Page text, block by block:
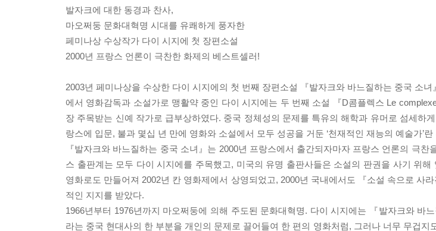
발자크에 대한 동경과 찬사,
마오쩌둥 문화대혁명 시대를 유쾌하게 풍자한
페미나상 수상작가 다이 시지에 첫 장편소설
2000년 프랑스 언론이 극찬한 화제의 베스트셀러!
2003년 페미나상을 수상한 다이 시지에의 첫 번째 장편소설 『발자크와 바느질하는 중국 소
에서 영화감독과 소설가로 맹활약 중인 다이 시지에는 두 번째 소설 『D콤플렉스 Le
장 주목받는 신예 작가로 급부상하였다. 중국 정체성의 문제를 특유의 해학과 유머로 섬세하
랑스에 입문, 불과 몇십 년 만에 영화와 소설에서 모두 성공을 거둔 ‘천재적인 재능의 예술가’
『발자크와 바느질하는 중국 소녀』는 2000년 프랑스에서 출간되자마자 프랑스 언론의 극
스 출판계는 모두 다이 시지에를 주목했고, 미국의 유명 출판사들은 소설의 판권을 사기 위
영화로도 만들어져 2002년 칸 영화제에서 상영되었고, 2000년 국내에서도 『소설 속으로 사
적인 지지를 받았다.
1966년부터 1976년까지 마오쩌둥에 의해 주도된 문화대혁명. 다이 시지에는 『발자크와 바
라는 중국 현대사의 한 부분을 개인의 문제로 끌어들여 한 편의 영화처럼, 그러나 너무 무겁지